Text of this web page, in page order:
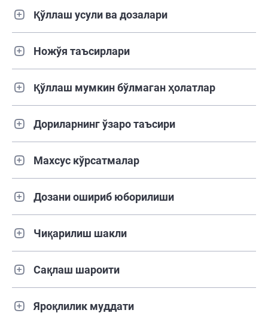
Қўллаш усули ва дозалари
Ножўя таъсирлари
Қўллаш мумкин бўлмаган ҳолатлар
Дориларнинг ўзаро таъсири
Махсус кўрсатмалар
Дозани ошириб юборилиши
Чиқарилиш шакли
Сақлаш шароити
Яроқлилик муддати